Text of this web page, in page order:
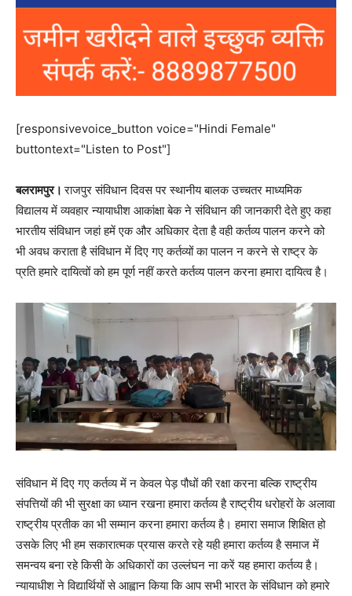
[responsivevoice_button voice="Hindi Female"
buttontext="Listen to Post"]
बलरामपुर।राजपुर संविधान दिवस पर स्थानीय बालक उच्चतर माध्यमिक
विद्यालय में व्यवहार न्यायाधीश आकांक्षा बेक ने संविधान की जानकारी देते हुए कहा
भारतीय संविधान जहां हमें एक और अधिकार देता है वही कर्तव्य पालन करने को
भी अवध कराता है संविधान में दिए गए कर्तव्यों का पालन न करने से राष्ट्र के
प्रति हमारे दायित्वों को हम पूर्ण नहीं करते कर्तव्य पालन करना हमारा दायित्व है।
संविधान में दिए गए कर्तव्य में न केवल पेड़ पौधों की रक्षा करना बल्कि राष्ट्रीय
संपत्तियों की भी सुरक्षा का ध्यान रखना हमारा कर्तव्य है राष्ट्रीय धरोहरों के अलावा
राष्ट्रीय प्रतीक का भी सम्मान करना हमारा कर्तव्य है। हमारा समाज शिक्षित हो
उसके लिए भी हम सकारात्मक प्रयास करते रहे यही हमारा कर्तव्य है समाज में
समन्वय बना रहे किसी के अधिकारों का उल्लंघन ना करें यह हमारा कर्तव्य है।
न्यायाधीश ने विद्यार्थियों से आह्वान किया कि आप सभी भारत के संविधान को हमारे